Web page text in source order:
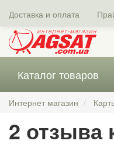
Доставка и оплата
Каталог товаров
Интернет магазин
2 отзыва